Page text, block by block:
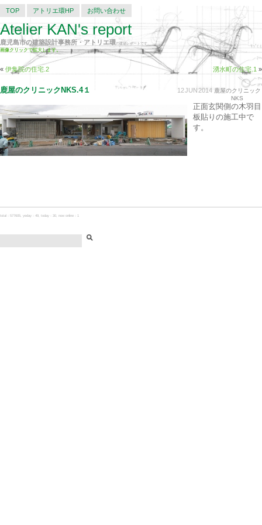
TOP アトリエ環HP お問い合わせ
Atelier KAN's report
鹿児島市の建築設計事務所・アトリエ環の建築レポートです。
画像クリックで拡大します。
« 伊集院の住宅.2 湧水町の住宅.1 »
12JUN2014 鹿屋のクリニック
NKS
鹿屋のクリニックNKS.4１
正面玄関側の木羽目
板貼りの施工中で
す。
total：577605, yeday：49, today：30, now online：1